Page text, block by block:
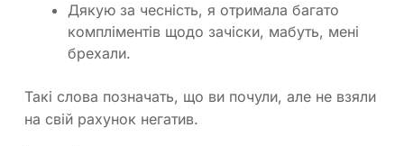
Дякую за чесність, я отримала багато
компліментів щодо зачіски, мабуть, мені
брехали.
Такі слова позначать, що ви почули, але не взяли
на свій рахунок негатив.